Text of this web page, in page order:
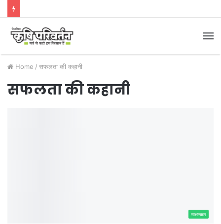
Home / सफलता की कहानी
सफलता की कहानी
साक्षात्कार